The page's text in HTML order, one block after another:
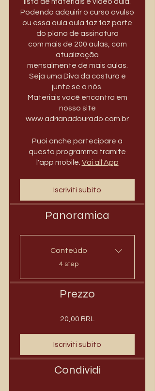
Podendo adquirir o curso avulso
ou essa aula aula faz faz parte
do plano de assinatura
com mais de 200 aulas, com
atualização
mensalmente de mais aulas.
Seja uma Diva da costura e
junte se a nós.
Materiais você encontra em
nosso site
www.adrianadourado.com.br
Puoi anche partecipare a
questo programma tramite
l'app mobile. Vai all'App
Iscriviti subito
Panoramica
Conteúdo
.
4 step
Prezzo
20,00 BRL
Iscriviti subito
Condividi